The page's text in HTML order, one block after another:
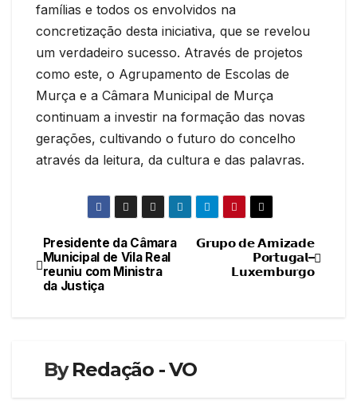
famílias e todos os envolvidos na
concretização desta iniciativa, que se revelou
um verdadeiro sucesso. Através de projetos
como este, o Agrupamento de Escolas de
Murça e a Câmara Municipal de Murça
continuam a investir na formação das novas
gerações, cultivando o futuro do concelho
através da leitura, da cultura e das palavras.
Navegação
de
𝗚𝗿𝘂𝗽𝗼 𝗱𝗲 𝗔𝗺𝗶𝘇𝗮𝗱𝗲
𝗣𝗼𝗿𝘁𝘂𝗴𝗮𝗹–
𝗟𝘂𝘅𝗲𝗺𝗯𝘂𝗿𝗴𝗼
Presidente da Câmara
Municipal de Vila Real
reuniu com Ministra
da Justiça
ByRedação - VO